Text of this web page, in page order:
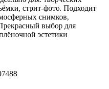
стрит-фото. Подходит
снимков,
выбор для
эстетики